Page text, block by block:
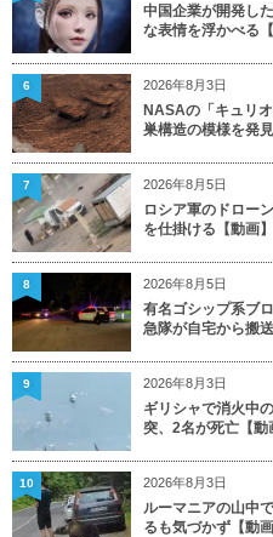
中国企業が開発し
な表情を浮かべる【
2026年8月3日
NASAの「キュリ
巣構造の模様を発見
6
2026年8月5日
ロシア軍のドロー
を仕掛ける【動画】
7
2026年8月5日
有名ゴシップ系ブ
急隊が自宅から搬送
8
2026年8月3日
ギリシャで消火中
突、2名が死亡【動
9
2026年8月3日
ルーマニアの山中
るも気づかず【動画
10